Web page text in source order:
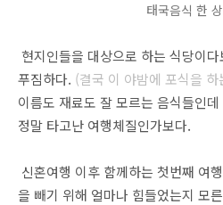
태국음식 한
현지인들을 대상으로 하는 식당이
푸짐하다. (결국 이 야밤에 포식을 하
이름도 재료도 잘 모르는 음식들인
정말 타고난 여행체질인가보다.
신혼여행 이후 함께하는 첫번째 여
을 빼기 위해 얼마나 힘들었는지 모